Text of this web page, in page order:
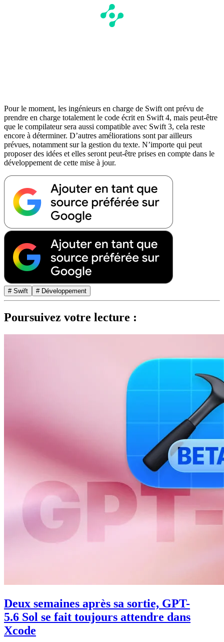
Pour le moment, les ingénieurs en charge de Swift ont prévu de
prendre en charge totalement le code écrit en Swift 4, mais peut-être
que le compilateur sera aussi compatible avec Swift 3, cela reste
encore à déterminer. D’autres améliorations sont par ailleurs
prévues, notamment sur la gestion du texte. N’importe qui peut
proposer des idées et elles seront peut-être prises en compte dans le
développement de cette mise à jour.
# Swift # Développement
Poursuivez votre lecture :
Deux semaines après sa sortie, GPT-
5.6 Sol se fait toujours attendre dans
Xcode